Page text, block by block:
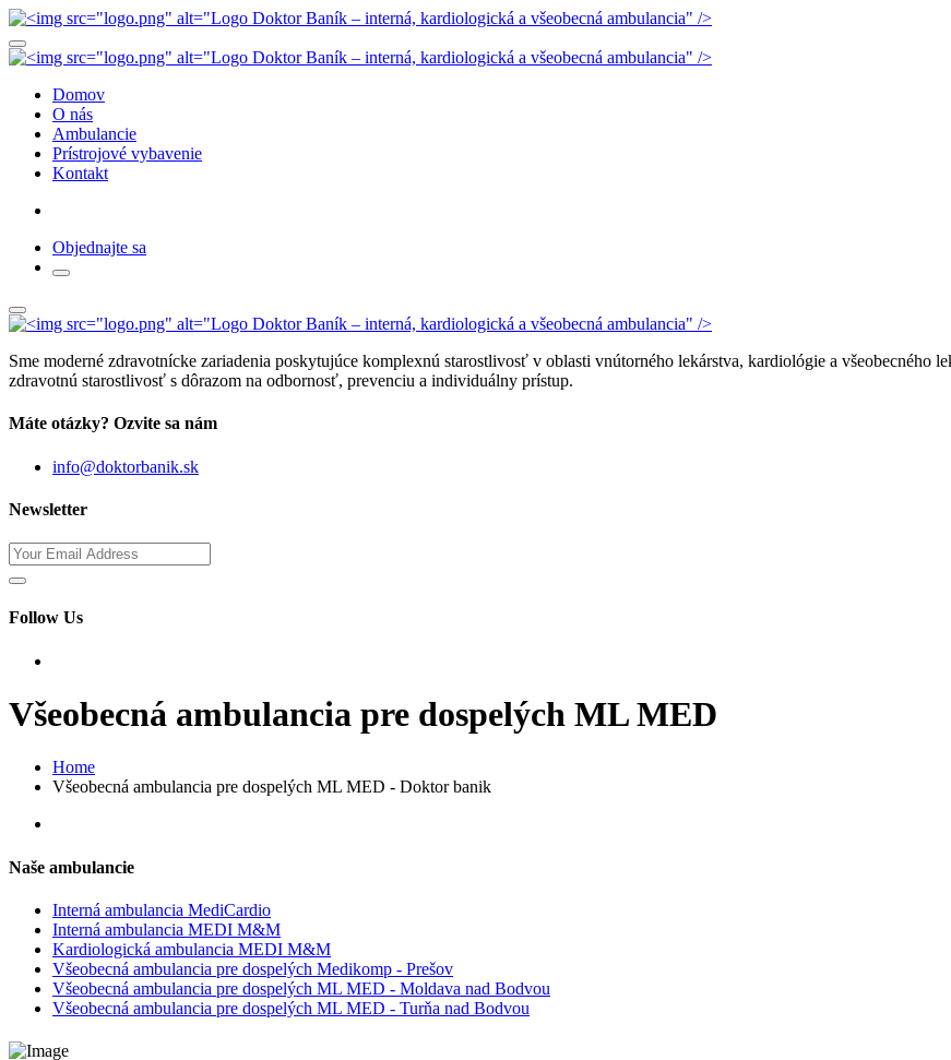
Domov
O nás
Ambulancie
Prístrojové vybavenie
Kontakt
Objednajte sa
Sme moderné zdravotnícke zariadenia poskytujúce komplexnú starostlivosť v oblasti vnútorného lekárstva, kardiológie a
zdravotnú starostlivosť s dôrazom na odbornosť, prevenciu a individuálny prístup.
Máte otázky? Ozvite sa nám
info@doktorbanik.sk
Newsletter
Follow Us
Všeobecná ambulancia pre dospelých ML MED
Home
Všeobecná ambulancia pre dospelých ML MED - Doktor banik
Naše ambulancie
Interná ambulancia MediCardio
Interná ambulancia MEDI M&M
Kardiologická ambulancia MEDI M&M
Všeobecná ambulancia pre dospelých Medikomp - Prešov
Všeobecná ambulancia pre dospelých ML MED - Moldava nad Bodvou
Všeobecná ambulancia pre dospelých ML MED - Turňa nad Bodvou